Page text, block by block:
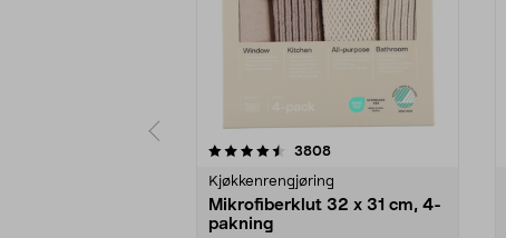
3808anmeldelser
Kjøkkenrengjøring
Mikrofiberklut 32 x 31 cm, 4-
pakning
4.5av 5 stjerner